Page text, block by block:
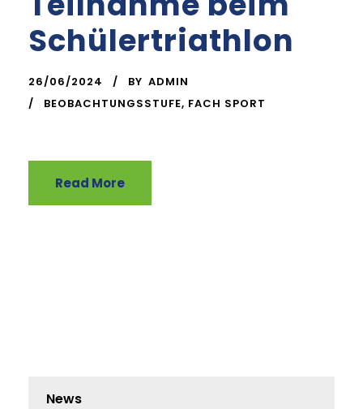
Schülertriathlon
26/06/2024 BY ADMIN
BEOBACHTUNGSSTUFE, FACH SPORT
Read More
News